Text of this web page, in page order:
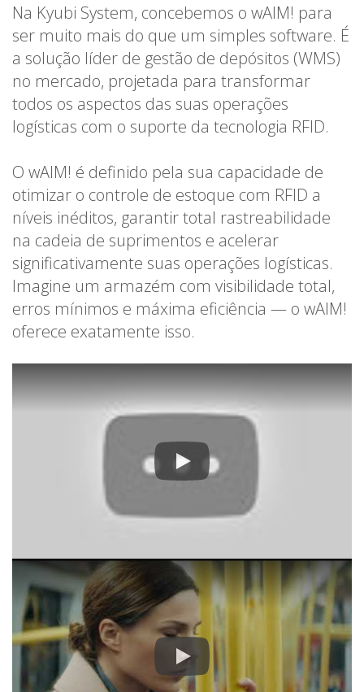
Na Kyubi System, concebemos o wAIM! para
ser muito mais do que um simples software. É
a solução líder de gestão de depósitos (WMS)
no mercado, projetada para transformar
todos os aspectos das suas operações
logísticas com o suporte da tecnologia RFID.
O wAIM! é definido pela sua capacidade de
otimizar o controle de estoque com RFID a
níveis inéditos, garantir total rastreabilidade
na cadeia de suprimentos e acelerar
significativamente suas operações logísticas.
Imagine um armazém com visibilidade total,
erros mínimos e máxima eficiência — o wAIM!
oferece exatamente isso.